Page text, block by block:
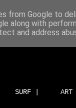
SURF |
from Google to
along with
and address